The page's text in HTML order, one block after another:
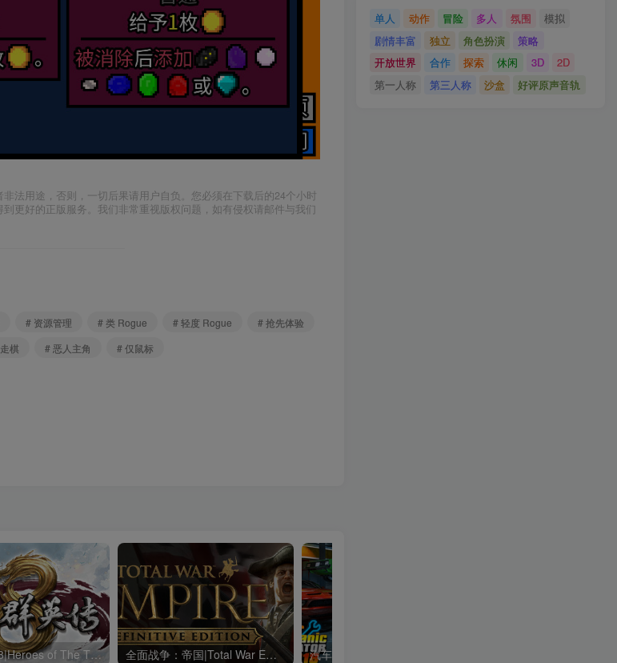
法用途，否则，一切后果请用户自负。您必须在下载后的24个小时
更好的正版服务。我们非常重视版权问题，如有侵权请邮件与我们
# 资源管理 # 类 Rogue # 轻度 Rogue
# 抢先体验
棋 # 恶人主角 # 仅鼠标
三国群英传8|Heroes of The Three Kingdoms 8|2.3.1|整合全DLC 全面战争：帝国|Total War Empire|1.5.0|整合全DLC
单人 动作 冒险 多人 氛围
模拟
剧情丰富
独立 角色扮演
策略
开放世界
合作 探索 休闲 3D
2D
第一人称
第三人称 沙盒 好评原声音轨